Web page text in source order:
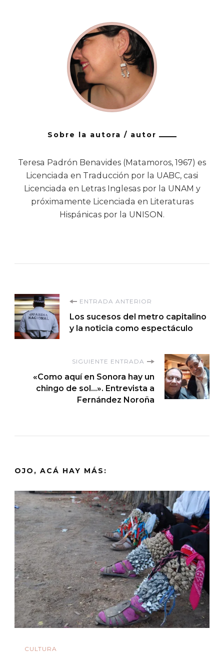
Sobre la autora / autor
Teresa Padrón Benavides (Matamoros, 1967) es
Licenciada en Traducción por la UABC, casi
Licenciada en Letras Inglesas por la UNAM y
próximamente Licenciada en Literaturas
Hispánicas por la UNISON.
Navegación
de
entradas
ENTRADA ANTERIOR
Los sucesos del metro capitalino
y la noticia como espectáculo
SIGUIENTE ENTRADA
«Como aquí en Sonora hay un
chingo de sol…». Entrevista a
Fernández Noroña
OJO, ACÁ HAY MÁS:
CULTURA